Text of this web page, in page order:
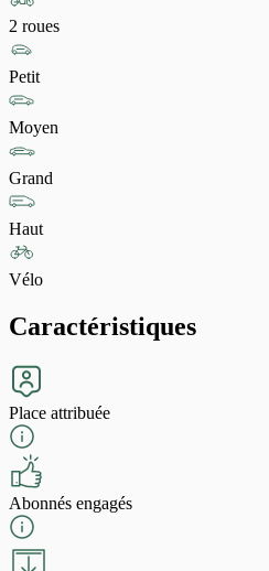
2 roues
Petit
Moyen
Grand
Haut
Vélo
Caractéristiques
Place attribuée
Abonnés engagés